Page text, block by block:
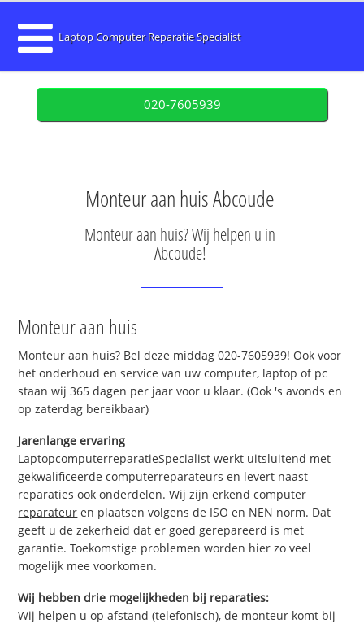
Laptop Computer Reparatie Specialist
020-7605939
Monteur aan huis Abcoude
Monteur aan huis? Wij helpen u in
Abcoude!
Monteur aan huis
Monteur aan huis? Bel deze middag 020-7605939! Ook voor
het onderhoud en service van uw computer, laptop of pc
staan wij 365 dagen per jaar voor u klaar. (Ook 's avonds en
op zaterdag bereikbaar)
Jarenlange ervaring
LaptopcomputerreparatieSpecialist werkt uitsluitend met
gekwalificeerde computerreparateurs en levert naast
reparaties ook onderdelen. Wij zijnerkend computer
reparateur en plaatsen volgens de ISO en NEN norm. Dat
geeft u de zekerheid dat er goed gerepareerd is met
garantie. Toekomstige problemen worden hier zo veel
mogelijk mee voorkomen.
Wij hebben drie mogelijkheden bij reparaties:
Wij helpen u op afstand (telefonisch), de monteur komt bij